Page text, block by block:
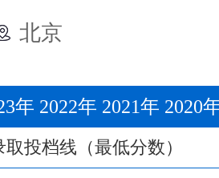
北京
年 2022年 2021年 2020
投档线（最低分数）